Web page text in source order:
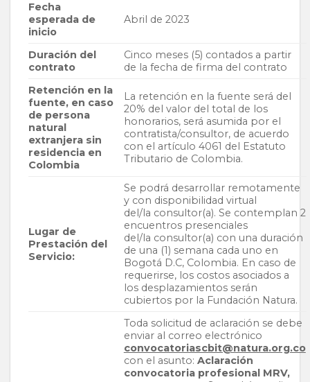
Fecha
esperada de
inicio
Abril de 2023
Duración del
contrato
Cinco meses (5) contados a partir
de la fecha de firma del contrato
Retención en la
fuente, en caso
de persona
natural
extranjera sin
residencia en
Colombia
La retención en la fuente será del
20% del valor del total de los
honorarios, será asumida por el
contratista/consultor, de acuerdo
con el artículo 4061 del Estatuto
Tributario de Colombia.
Lugar de
Prestación del
Servicio:
Se podrá desarrollar remotamente
y con disponibilidad virtual
del/la consultor(a). Se contemplan 2
encuentros presenciales
del/la consultor(a) con una duración
de una (1) semana cada uno en
Bogotá D.C, Colombia. En caso de
requerirse, los costos asociados a
los desplazamientos serán
cubiertos por la Fundación Natura.
Toda solicitud de aclaración se debe
enviar al correo electrónico
convocatoriascbit@natura.org.co
con el asunto: Aclaración
convocatoria profesional MRV,